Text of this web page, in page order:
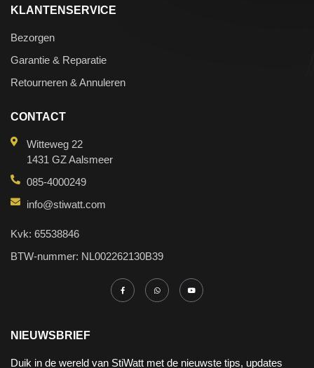
CONTACT
Witteweg 22
1431 GZ Aalsmeer
085-4000249
info@stiwatt.com
Kvk: 65538846
BTW-nummer: NL002262130B39
KLANTENSERVICE
Bezorgen
Garantie & Reparatie
Retourneren & Annuleren
NIEUWSBRIEF
Duik in de wereld van StiWatt met de nieuwste tips, updates